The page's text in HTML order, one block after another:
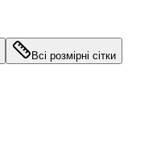
Всі розмірні сітки